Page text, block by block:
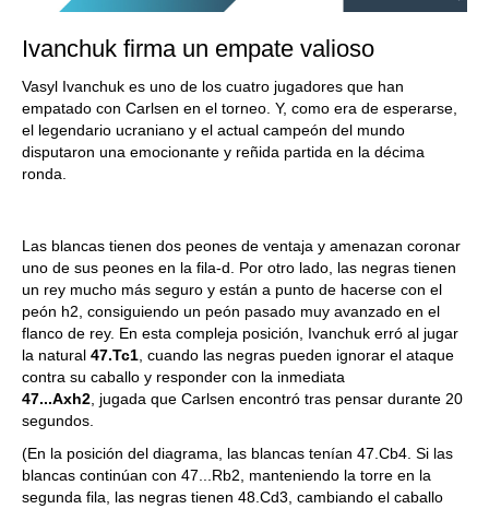
Ivanchuk firma un empate valioso
Vasyl Ivanchuk es uno de los cuatro jugadores que han
empatado con Carlsen en el torneo. Y, como era de esperarse,
el legendario ucraniano y el actual campeón del mundo
disputaron una emocionante y reñida partida en la décima
ronda.
Las blancas tienen dos peones de ventaja y amenazan coronar
uno de sus peones en la fila-d. Por otro lado, las negras tienen
un rey mucho más seguro y están a punto de hacerse con el
peón h2, consiguiendo un peón pasado muy avanzado en el
flanco de rey. En esta compleja posición, Ivanchuk erró al jugar
la natural 47.Tc1 , cuando las negras pueden ignorar el ataque
contra su caballo y responder con la inmediata
47...Axh2 , jugada que Carlsen encontró tras pensar durante 20
segundos.
(En la posición del diagrama, las blancas tenían 47.Cb4. Si las
blancas continúan con 47...Rb2, manteniendo la torre en la
segunda fila, las negras tienen 48.Cd3, cambiando el caballo